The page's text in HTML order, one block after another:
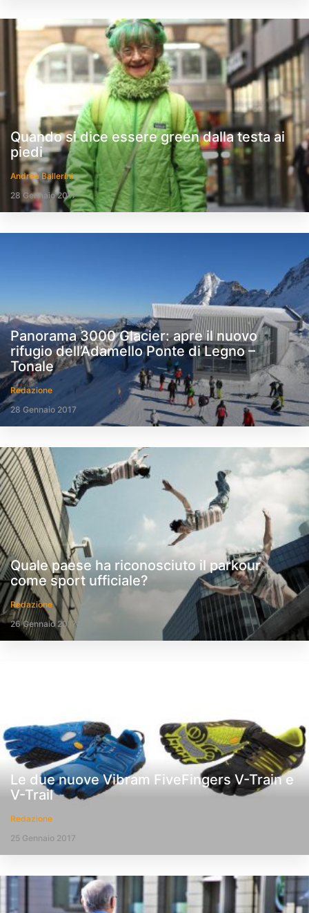
Quando si dice essere green dalla testa ai
piedi
Andrea Ballerini
28 Gennaio 2017
Panorama 3000 Glacier: apre il nuovo
rifugio dell’Adamello Ponte di Legno –
Tonale
Redazione
28 Gennaio 2017
Quale paese ha riconosciuto il parkour
come sport ufficiale?
Redazione
26 Gennaio 2017
Le due nuove Vibram FiveFingers V-Train e
V-Trail
Redazione
25 Gennaio 2017